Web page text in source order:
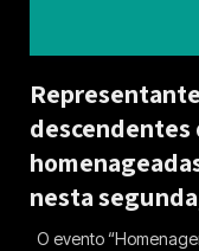
descendentes
nesta
O evento